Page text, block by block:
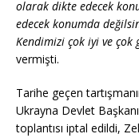
olarak dikte edecek
edecek konumda
Kendimizi çok iyi ve çok
vermişti.
Tarihe geçen
Ukrayna Devlet
toplantısı iptal edildi,